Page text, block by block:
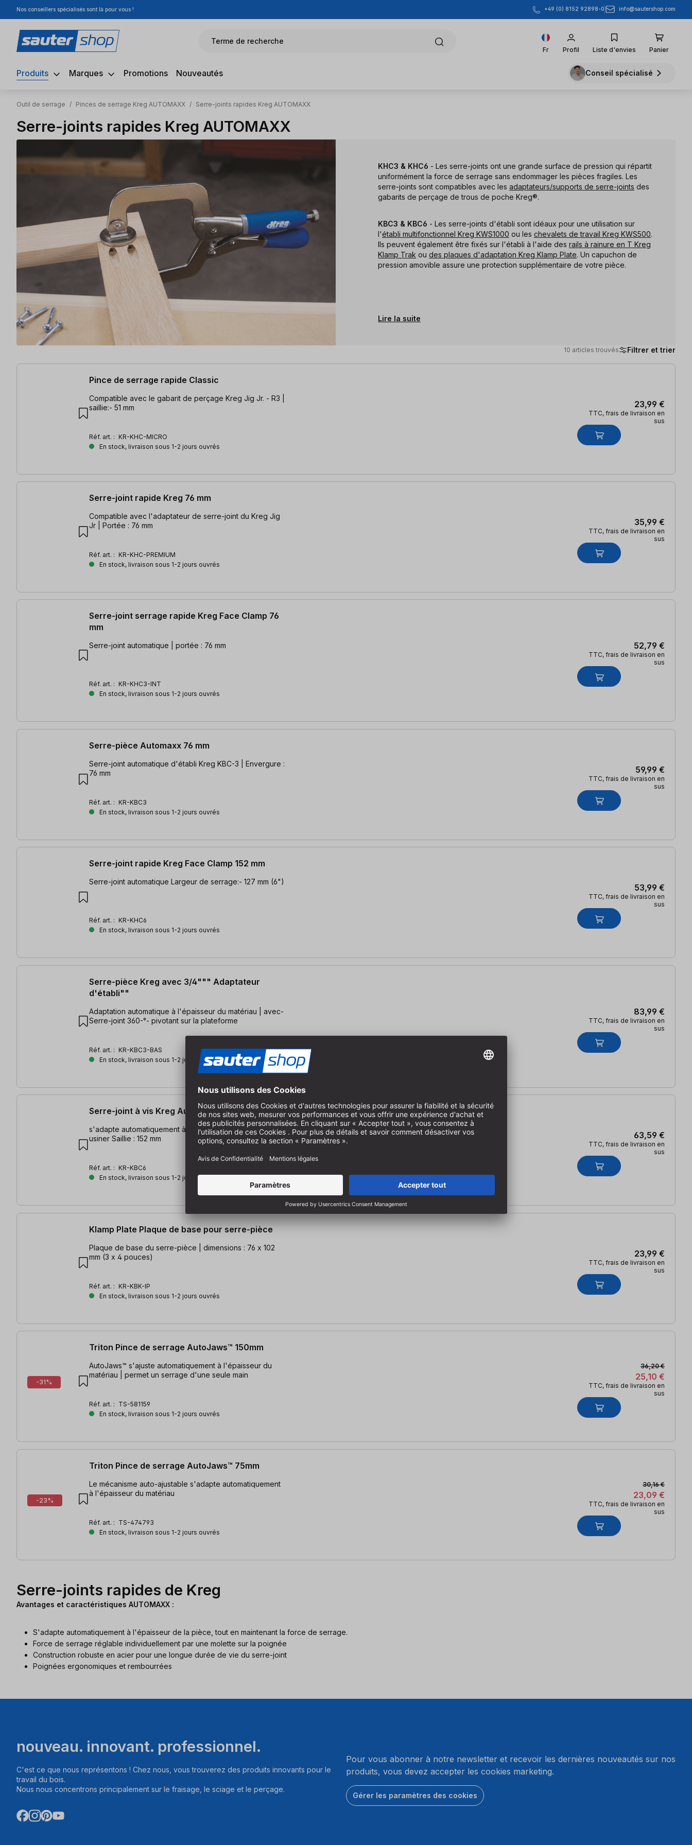
au contenu principal
Passer à la recherche
Passer à la navigation principale
Nos conseillers spécialisés sont là pour vous ! +49 (0) 8152 92898-0 info@sautershop.com
Terme de recherche
Fr Profil Liste d'envies Panier
Produits Marques Promotions Nouveautés Conseil spécialisé
Outil de serrage / Pinces de serrage Kreg AUTOMAXX / Serre-joints rapides Kreg AUTOMAXX
Serre-joints rapides Kreg AUTOMAXX
KHC3 & KHC6 - Les serre-joints ont une grande surface de pression qui répartit
uniformément la force de serrage sans endommager les pièces fragiles. Les
serre-joints sont compatibles avec les adaptateurs/supports de serre-joints des
gabarits de perçage de trous de poche Kreg®.
KBC3 & KBC6 - Les serre-joints d'établi sont idéaux pour une utilisation sur
l'établi multifonctionnel Kreg KWS1000 ou les chevalets de travail Kreg KWS500.
Ils peuvent également être fixés sur l'établi à l'aide des rails à rainure en T Kreg
Klamp Trak ou des plaques d'adaptation Kreg Klamp Plate. Un capuchon de
pression amovible assure une protection supplémentaire de votre pièce.
Lire la suite
10 articles trouvés Filtrer et trier
10 articles trouvés
Pince de serrage rapide Classic
Compatible avec le gabarit de perçage Kreg Jig Jr. - R3 |
saillie:- 51 mm
Réf. art. : KR-KHC-MICRO
En stock, livraison sous 1-2 jours ouvrés
23,99 €
TTC, frais de livraison en
sus
Serre-joint rapide Kreg 76 mm
Compatible avec l'adaptateur de serre-joint du Kreg Jig
Jr | Portée : 76 mm
Réf. art. : KR-KHC-PREMIUM
En stock, livraison sous 1-2 jours ouvrés
35,99 €
TTC, frais de livraison en
sus
Serre-joint serrage rapide Kreg Face Clamp 76
mm
Serre-joint automatique | portée : 76 mm
Réf. art. : KR-KHC3-INT
En stock, livraison sous 1-2 jours ouvrés
52,79 €
TTC, frais de livraison en
sus
Serre-pièce Automaxx 76 mm
Serre-joint automatique d'établi Kreg KBC-3 | Envergure :
76 mm
Réf. art. : KR-KBC3
En stock, livraison sous 1-2 jours ouvrés
59,99 €
TTC, frais de livraison en
sus
Serre-joint rapide Kreg Face Clamp 152 mm
Serre-joint automatique Largeur de serrage:- 127 mm (6")
Réf. art. : KR-KHC6
En stock, livraison sous 1-2 jours ouvrés
53,99 €
TTC, frais de livraison en
sus
Serre-pièce Kreg avec 3/4""" Adaptateur
d'établi""
Adaptation automatique à l'épaisseur du matériau | avec-
Serre-joint 360-°- pivotant sur la plateforme
Réf. art. : KR-KBC3-BAS
En stock, livraison sous 1-2 jours ouvrés
83,99 €
TTC, frais de livraison en
sus
Serre-joint à vis Kreg Automaxx 152 mm
s'adapte automatiquement à l'épaisseur de la pièce à
usiner Saillie : 152 mm
Réf. art. : KR-KBC6
En stock, livraison sous 1-2 jours ouvrés
63,59 €
TTC, frais de livraison en
sus
Klamp Plate Plaque de base pour serre-pièce
Plaque de base du serre-pièce | dimensions : 76 x 102
mm (3 x 4 pouces)
Réf. art. : KR-KBK-IP
En stock, livraison sous 1-2 jours ouvrés
23,99 €
TTC, frais de livraison en
sus
-31%
Triton Pince de serrage AutoJaws™ 150mm
AutoJaws™ s'ajuste automatiquement à l'épaisseur du
matériau | permet un serrage d'une seule main
Réf. art. : TS-581159
En stock, livraison sous 1-2 jours ouvrés
25,10 €
36,20 €
TTC, frais de livraison en
sus
-23%
Triton Pince de serrage AutoJaws™ 75mm
Le mécanisme auto-ajustable s'adapte automatiquement
à l'épaisseur du matériau
Réf. art. : TS-474793
En stock, livraison sous 1-2 jours ouvrés
23,09 €
30,16 €
TTC, frais de livraison en
sus
Serre-joints rapides de Kreg
Avantages et caractéristiques AUTOMAXX :
S'adapte automatiquement à l'épaisseur de la pièce, tout en maintenant la force de serrage.
Force de serrage réglable individuellement par une molette sur la poignée
Construction robuste en acier pour une longue durée de vie du serre-joint
Poignées ergonomiques et rembourrées
nouveau. innovant. professionnel.
C'est ce que nous représentons ! Chez nous, vous trouverez des produits innovants pour le
travail du bois.
Nous nous concentrons principalement sur le fraisage, le sciage et le perçage.
Pour vous abonner à notre newsletter et recevoir les dernières nouveautés sur nos
produits, vous devez accepter les cookies marketing.
Gérer les paramètres des cookies